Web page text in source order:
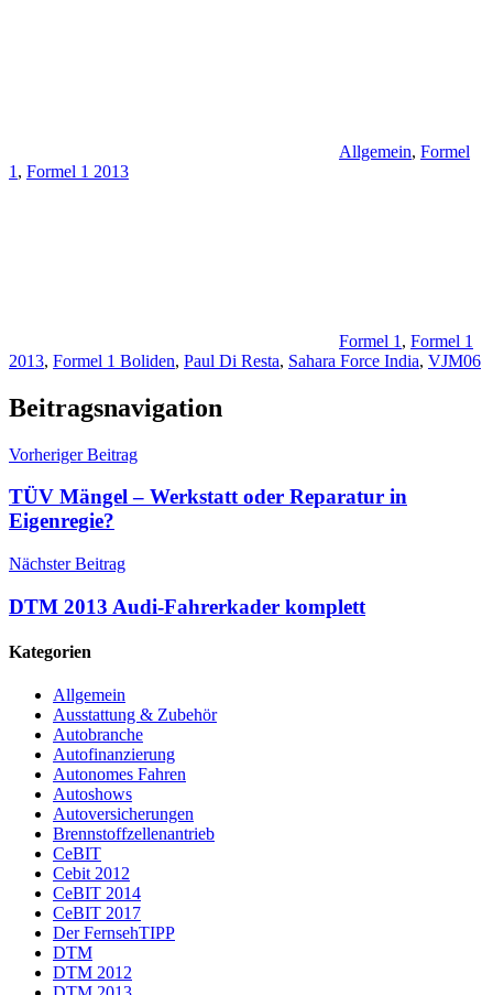
Allgemein, Formel
1 , Formel 1 2013
Formel 1 , Formel 1
2013, Formel 1 Boliden, Paul Di Resta, Sahara Force India, VJM06
Beitragsnavigation
Vorheriger Beitrag
TÜV Mängel – Werkstatt oder Reparatur in
Eigenregie?
Nächster Beitrag
DTM 2013 Audi-Fahrerkader komplett
Kategorien
Allgemein
Ausstattung & Zubehör
Autobranche
Autofinanzierung
Autonomes Fahren
Autoshows
Autoversicherungen
Brennstoffzellenantrieb
CeBIT
Cebit 2012
CeBIT 2014
CeBIT 2017
Der FernsehTIPP
DTM
DTM 2012